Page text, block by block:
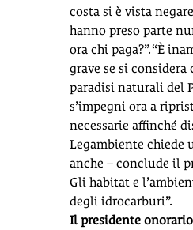
costa si è vista
hanno preso parte
ora chi paga?”. “È
grave se si
paradisi naturali del
s’impegni ora a
necessarie affinché
Legambiente chiede
anche – conclude il
Gli habitat e
degli idrocarburi”.
Il presidente